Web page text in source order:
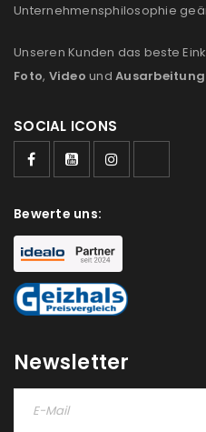
Unternehmensphilosophie
Unseren Kunden das beste
Foto, Video und Ausarbeitung
SOCIAL ICONS
Bewerte uns:
Newsletter